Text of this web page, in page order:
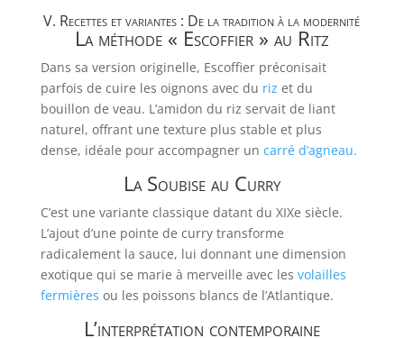
V. Recettes et variantes : De la tradition à la modernité
La méthode « Escoffier » au Ritz
Dans sa version originelle, Escoffier préconisait
parfois de cuire les oignons avec du riz et du
bouillon de veau. L’amidon du riz servait de liant
naturel, offrant une texture plus stable et plus
dense, idéale pour accompagner un carré d’agneau.
La Soubise au Curry
C’est une variante classique datant du XIXe siècle.
L’ajout d’une pointe de curry transforme
radicalement la sauce, lui donnant une dimension
exotique qui se marie à merveille avec les volailles
fermières ou les poissons blancs de l’Atlantique.
L’interprétation contemporaine